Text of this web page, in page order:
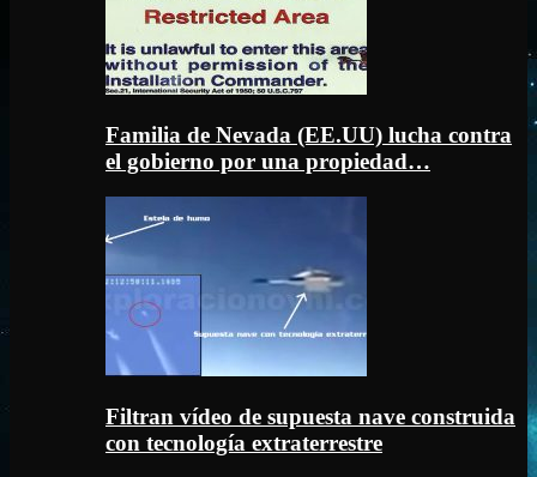
Familia de Nevada (EE.UU) lucha contra
el gobierno por una propiedad…
Filtran vídeo de supuesta nave construida
con tecnología extraterrestre